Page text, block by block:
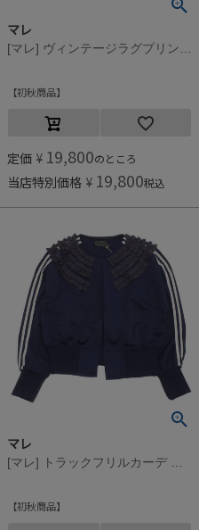
マレ
初秋商品
定価 ¥ 19,800のところ
当店特別価格 ¥ 19,800税込
マレ
初秋商品